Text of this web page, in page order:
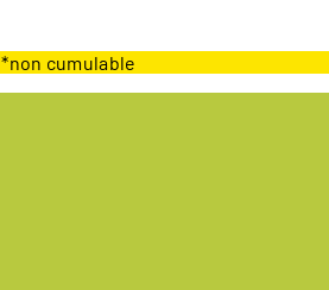
*non cumulable